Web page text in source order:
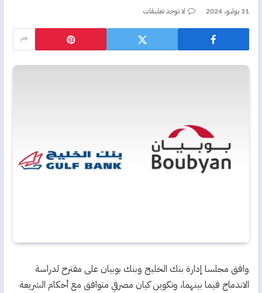
31 يوليو، 2024 لا توجد تعليقات
وافق مجلسا إدارة بنك الخليج وبنك بوبيان على مقترح لدراسة
الاندماج فيما بينهما، وتكوين كيان مصرفي متوافق مع أحكام الشريعة